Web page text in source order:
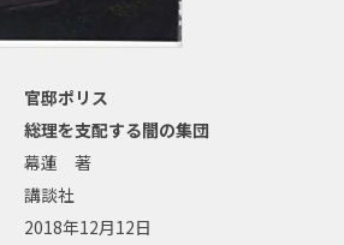
官邸ポリス
総理を支配する闇の集団
幕蓮 著
講談社
2018年12月12日